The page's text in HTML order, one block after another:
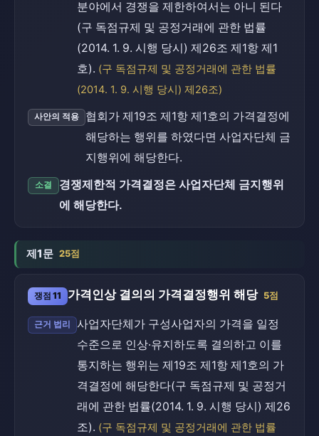
분야에서 경쟁을 제한하여서는 아니 된다
(구 독점규제 및 공정거래에 관한 법률
(2014. 1. 9. 시행 당시) 제26조 제1항 제1
호). (구 독점규제 및 공정거래에 관한 법률
(2014. 1. 9. 시행 당시) 제26조)
사안의 적용
협회가 제19조 제1항 제1호의 가격결정에
해당하는 행위를 하였다면 사업자단체 금
지행위에 해당한다.
소결
경쟁제한적 가격결정은 사업자단체 금지행위
에 해당한다.
제1문 25점
쟁점 11 가격인상 결의의 가격결정행위 해당 5점
근거 법리
사업자단체가 구성사업자의 가격을 일정
수준으로 인상·유지하도록 결의하고 이를
통지하는 행위는 제19조 제1항 제1호의 가
격결정에 해당한다(구 독점규제 및 공정거
래에 관한 법률(2014. 1. 9. 시행 당시) 제26
조). (구 독점규제 및 공정거래에 관한 법률